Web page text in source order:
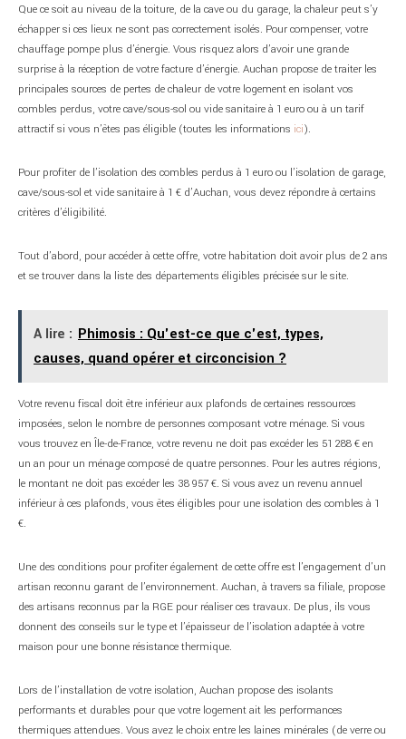
Que ce soit au niveau de la toiture, de la cave ou du garage, la chaleur peut s’y
échapper si ces lieux ne sont pas correctement isolés. Pour compenser, votre
chauffage pompe plus d’énergie. Vous risquez alors d’avoir une grande
surprise à la réception de votre facture d’énergie. Auchan propose de traiter les
principales sources de pertes de chaleur de votre logement en isolant vos
combles perdus, votre cave/sous-sol ou vide sanitaire à 1 euro ou à un tarif
attractif si vous n’êtes pas éligible (toutes les informations ici).
Pour profiter de l’isolation des combles perdus à 1 euro ou l’isolation de garage,
cave/sous-sol et vide sanitaire à 1 € d’Auchan, vous devez répondre à certains
critères d’éligibilité.
Tout d’abord, pour accéder à cette offre, votre habitation doit avoir plus de 2 ans
et se trouver dans la liste des départements éligibles précisée sur le site.
A lire : Phimosis : Qu'est-ce que c'est, types,
causes, quand opérer et circoncision ?
Votre revenu fiscal doit être inférieur aux plafonds de certaines ressources
imposées, selon le nombre de personnes composant votre ménage. Si vous
vous trouvez en Île-de-France, votre revenu ne doit pas excéder les 51 288 € en
un an pour un ménage composé de quatre personnes. Pour les autres régions,
le montant ne doit pas excéder les 38 957 €. Si vous avez un revenu annuel
inférieur à ces plafonds, vous êtes éligibles pour une isolation des combles à 1
€.
Une des conditions pour profiter également de cette offre est l’engagement d’un
artisan reconnu garant de l’environnement. Auchan, à travers sa filiale, propose
des artisans reconnus par la RGE pour réaliser ces travaux. De plus, ils vous
donnent des conseils sur le type et l’épaisseur de l’isolation adaptée à votre
maison pour une bonne résistance thermique.
Lors de l’installation de votre isolation, Auchan propose des isolants
performants et durables pour que votre logement ait les performances
thermiques attendues. Vous avez le choix entre les laines minérales (de verre ou